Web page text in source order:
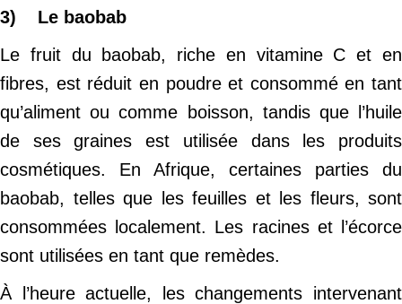
3) Le baobab
Le fruit du baobab, riche en vitamine C et en
fibres, est réduit en poudre et consommé en tant
qu’aliment ou comme boisson, tandis que l’huile
de ses graines est utilisée dans les produits
cosmétiques. En Afrique, certaines parties du
baobab, telles que les feuilles et les fleurs, sont
consommées localement. Les racines et l’écorce
sont utilisées en tant que remèdes.
À l’heure actuelle, les changements intervenant